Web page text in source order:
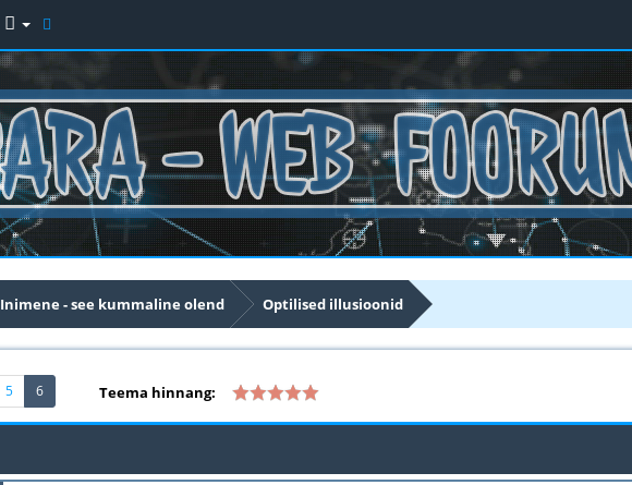
Inimene - see kummaline olend Optilised illusioonid
5 6(current) Teema hinnang: